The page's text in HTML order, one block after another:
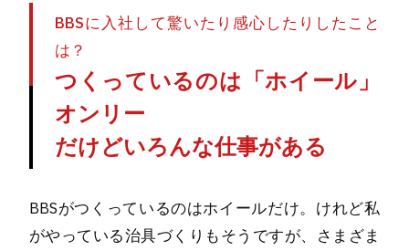
BBSに入社して驚いたり感心したりしたこと
は？
つくっているのは「ホイール」
オンリー
だけどいろんな仕事がある
BBSがつくっているのはホイールだけ。けれど私
がやっている治具づくりもそうですが、さまざま